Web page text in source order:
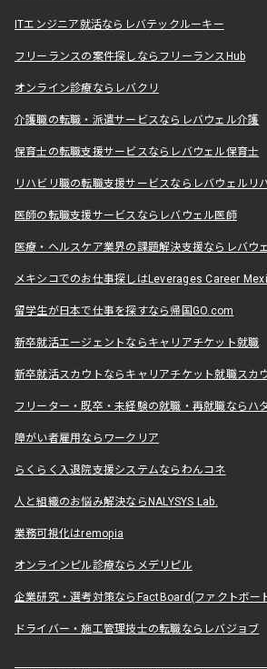
ITエンジニア就活ならレバテックルーキー
フリーランスの案件探しならフリーランスHub
オンライン診療ならレバクリ
介護職の転職・派遣サービスならレバウェル介護
保育士の転職支援サービスならレバウェル保育士
リハビリ職の転職支援サービスならレバウェルリ
医師の転職支援サービスならレバウェル医師
医療・ヘルスケア業界の課題解決支援ならレバウ
メキシコでのお仕事探しはLeverages Career
留学生が日本で仕事を探すなら帰国GO.com
新卒就活エージェントならキャリアチケット就職
新卒就活スカウトならキャリアチケット就職スカ
フリーター・既卒・未経験の就職・再就職ならハ
障がい者雇用ならワークリア
らくらく入退院支援システムならわんコネ
人と組織のお悩み解決ならNALYSYS Lab.
業務可視化はremopia
オンラインピル診療ならメデリピル
企業研究・選考対策ならFactBoard(ファクトボー
ドライバー・施工管理技士の転職ならレバジョブ